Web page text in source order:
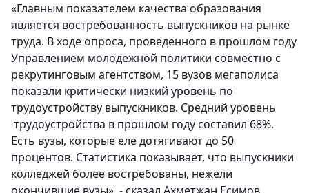
«Главным показателем качества образования
является востребованность выпускников на рынке
труда. В ходе опроса, проведенного в прошлом году
Управлением молодежной политики совместно с
рекрутинговым агентством, 15 вузов мегаполиса
показали критически низкий уровень по
трудоустройству выпускников. Средний уровень
трудоустройства в прошлом году составил 68%.
Есть вузы, которые еле дотягивают до 50
процентов. Статистика показывает, что выпускники
колледжей более востребованы, нежели